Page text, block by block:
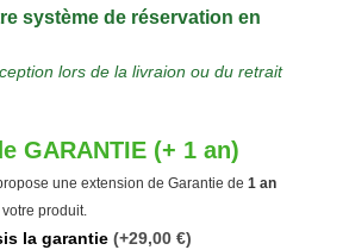
système de réservation en
lors de la livraion ou du retrait
GARANTIE (+ 1 an)
une extension de Garantie de 1 an
produit.
la garantie (+29,00 €)